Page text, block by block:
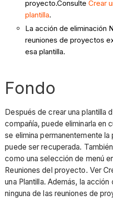
proyecto.ConsulteCrear
plantilla.
La acción de eliminación
reuniones de proyectos
esa plantilla.
Fondo
Después de crear una plantilla
compañía, puede eliminarla en
se elimina permanentemente
puede ser recuperada.
como una selección de menú
Reuniones del proyecto. Ver
una Plantilla. Además, la
ninguna de las reuniones de